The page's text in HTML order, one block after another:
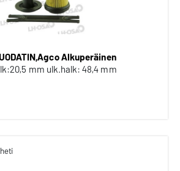
Alkuperäinen
mm ulk.halk: 48,4 mm